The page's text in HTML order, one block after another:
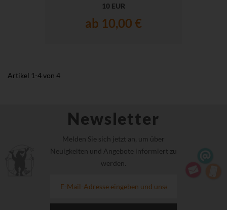
10 EUR
ab 10,00 €
Artikel 1 -4von 4
Newsletter
Melden Sie sich jetzt an, um über
Neuigkeiten und Angebote informiert zu
werden.